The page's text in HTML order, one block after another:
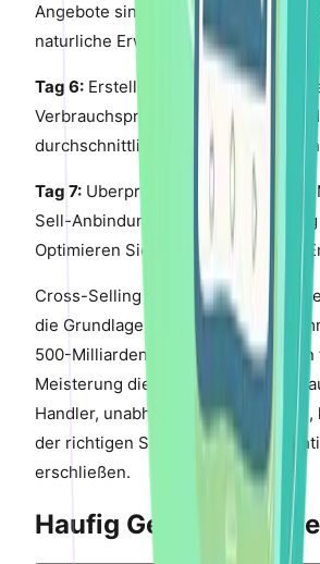
Angebote sind kostengunstige
naturliche Erweiterungen wirken.
Tag 6: Erstellen Sie eine 3-E-Mail-
Verbrauchsprodukte. Planen Sie E-
durchschnittlichen Verbrauchsrate,
Tag 7: Uberprufen Sie die
Sell-Anbindungsrate, AOV-
Optimieren Sie leistungsschwache
Cross-Selling und Up-Selling sind
die Grundlage fur profitablen E-
500-Milliarden-Dollar-
Meisterung dieser beiden Taktiken
Handler, unabhangig von der
der richtigen Strategie und den
erschließen.
Haufig Gestellte